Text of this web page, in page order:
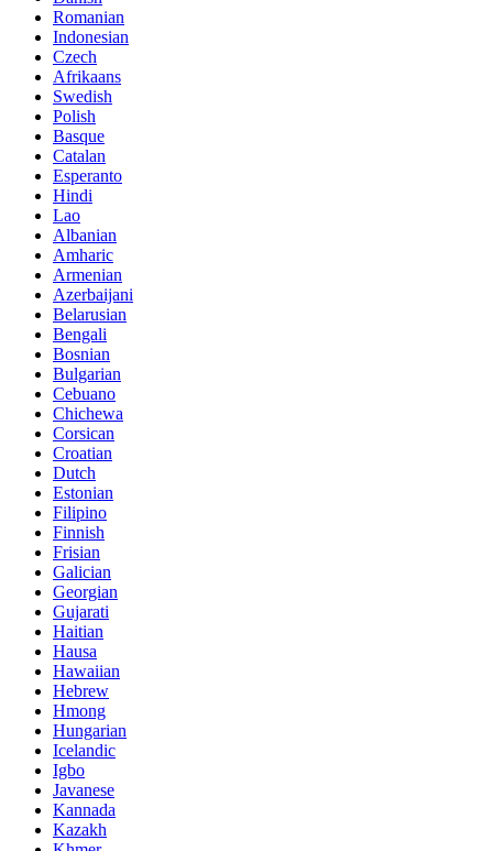
Romanian
Indonesian
Czech
Afrikaans
Swedish
Polish
Basque
Catalan
Esperanto
Hindi
Lao
Albanian
Amharic
Armenian
Azerbaijani
Belarusian
Bengali
Bosnian
Bulgarian
Cebuano
Chichewa
Corsican
Croatian
Dutch
Estonian
Filipino
Finnish
Frisian
Galician
Georgian
Gujarati
Haitian
Hausa
Hawaiian
Hebrew
Hmong
Hungarian
Icelandic
Igbo
Javanese
Kannada
Kazakh